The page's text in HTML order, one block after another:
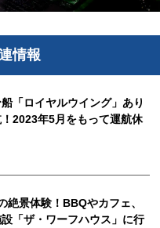
情報
「ロイヤルウイング」あり
2023年5月をもって運航休
絶景体験！BBQやカフェ、
「ザ・ワーフハウス」に行